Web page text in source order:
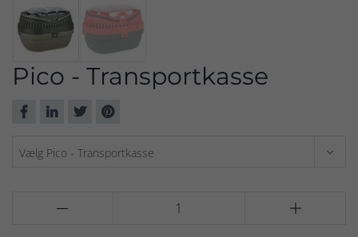
Pico - Transportkasse
 